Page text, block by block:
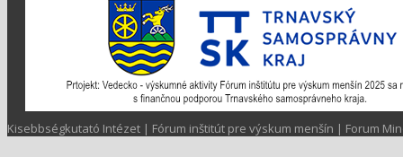
Kisebbségkutató Intézet | Fórum inštitút pre výskum menšín | Forum